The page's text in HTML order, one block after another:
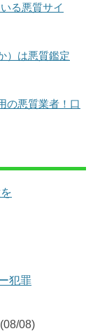
る悪質サイ
）は悪質鑑定
の悪質業者！口
犯罪
08)